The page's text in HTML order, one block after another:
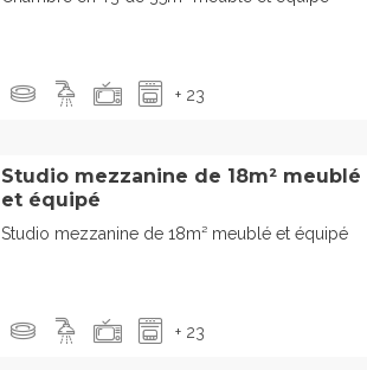
+ 23
Studio mezzanine de 18m² meublé
et équipé
Studio mezzanine de 18m² meublé et équipé
+ 23